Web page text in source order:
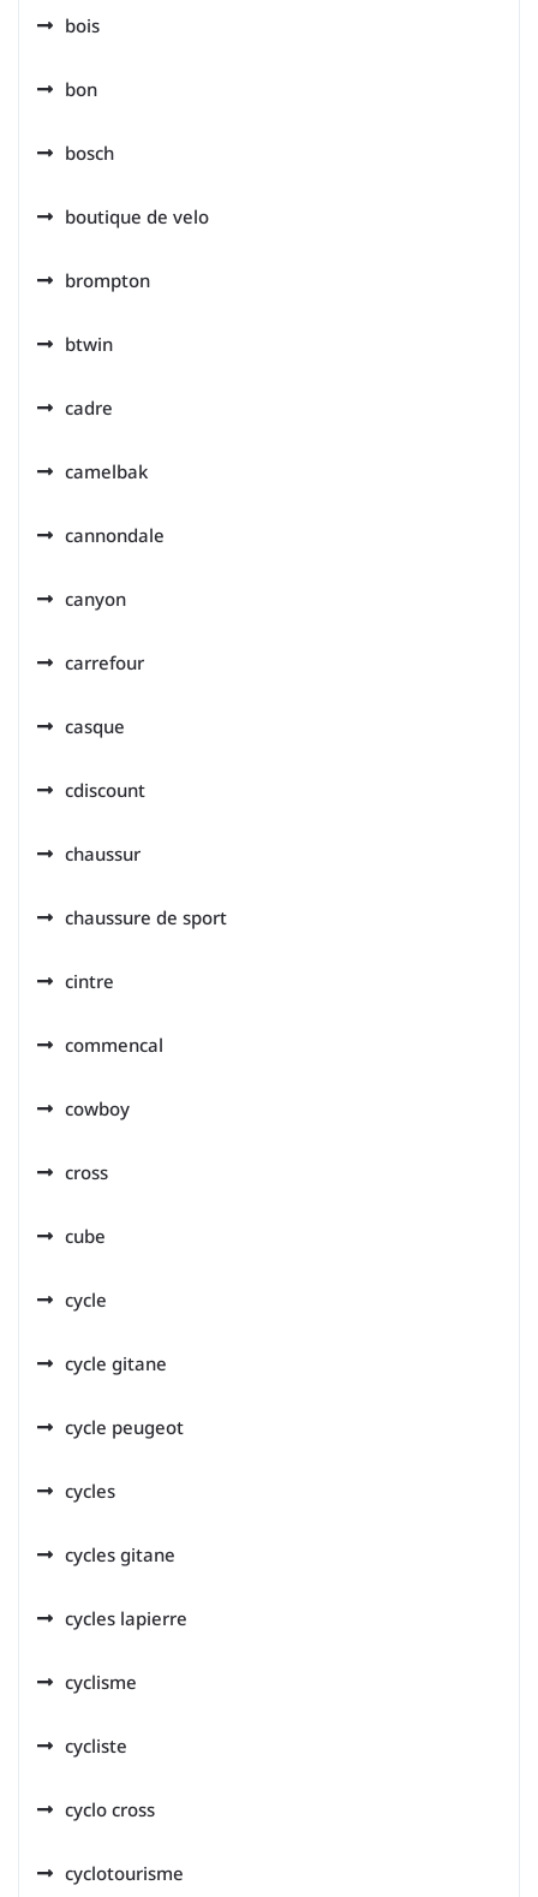
bois
bon
bosch
boutique de velo
brompton
btwin
cadre
camelbak
cannondale
canyon
carrefour
casque
cdiscount
chaussur
chaussure de sport
cintre
commencal
cowboy
cross
cube
cycle
cycle gitane
cycle peugeot
cycles
cycles gitane
cycles lapierre
cyclisme
cycliste
cyclo cross
cyclotourisme